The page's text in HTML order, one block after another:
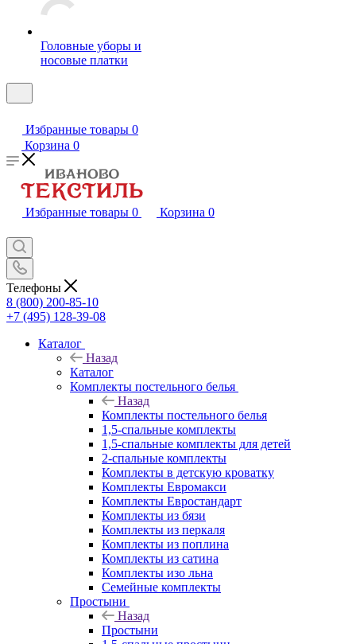
Головные уборы и
носовые платки
Избранные товары 0
Корзина 0
Избранные товары 0 Корзина 0
Телефоны
8 (800) 200-85-10
+7 (495) 128-39-08
Каталог
Назад
Каталог
Комплекты постельного белья
Назад
Комплекты постельного белья
1,5-спальные комплекты
1,5-спальные комплекты для детей
2-спальные комплекты
Комплекты в детскую кроватку
Комплекты Евромакси
Комплекты Евростандарт
Комплекты из бязи
Комплекты из перкаля
Комплекты из поплина
Комплекты из сатина
Комплекты изо льна
Семейные комплекты
Простыни
Назад
Простыни